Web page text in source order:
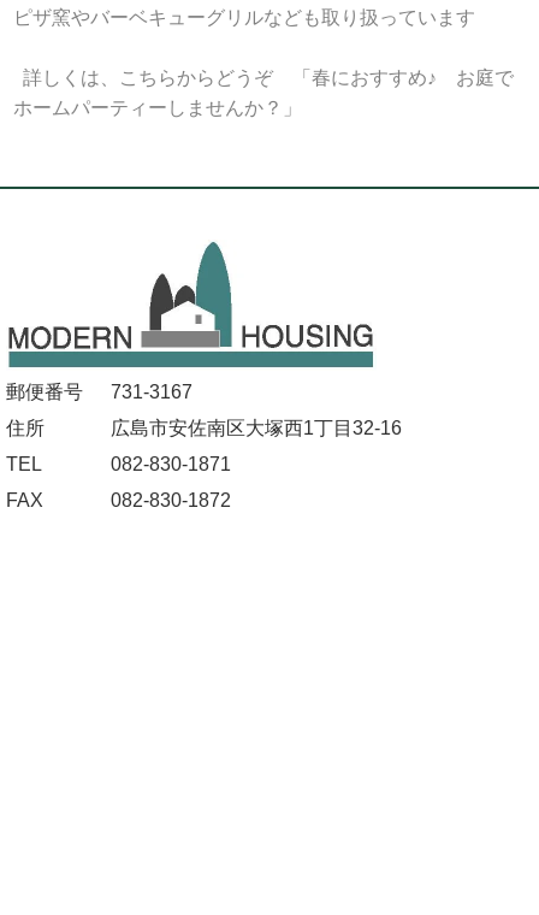
ピザ窯やバーベキューグリルなども取り扱っています
詳しくは、こちらからどうぞ 「春におすすめ♪ お庭で
ホームパーティーしませんか？ 」
郵便番号
731-3167
住所
広島市安佐南区大塚西1丁目32-16
TEL
082-830-1871
FAX
082-830-1872